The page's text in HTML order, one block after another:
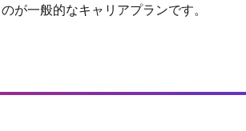
が一般的なキャリアプランです。